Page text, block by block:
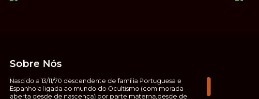
Sobre Nós
Nascido a 13/11/70 descendente de família Portuguesa e
Espanhola ligada ao mundo do Ocultismo (com morada
aberta desde de nascença) por parte materna,desde de